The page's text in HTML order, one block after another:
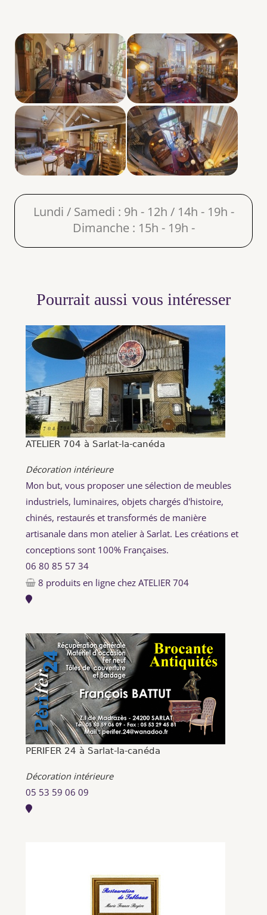
Lundi / Samedi : 9h - 12h / 14h - 19h -
Dimanche : 15h - 19h -
Pourrait aussi vous intéresser
ATELIER 704 à Sarlat-la-canéda
Décoration intérieure
Mon but, vous proposer une sélection de meubles
industriels, luminaires, objets chargés d'histoire,
chinés, restaurés et transformés de manière
artisanale dans mon atelier à Sarlat. Les créations et
conceptions sont 100% Françaises.
06 80 85 57 34
8 produits en ligne chez ATELIER 704
PERIFER 24 à Sarlat-la-canéda
Décoration intérieure
05 53 59 06 09